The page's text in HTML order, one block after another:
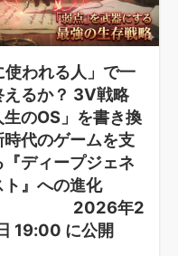
使われる人」で一
えるか？ 3V戦略
生のOS」を書き換
時代のゲームを支
『ディープジェネ
ト』への進化
2026年2
19:00 に公開